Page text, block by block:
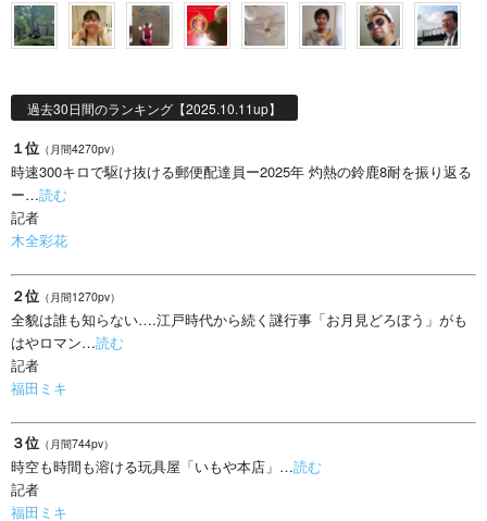
過去30日間のランキング【2025.10.11up】
１位 （月間4270pv）
時速300キロで駆け抜ける郵便配達員ー2025年 灼熱の鈴鹿8耐を振り返る
ー…読む
記者
木全彩花
２位 （月間1270pv）
全貌は誰も知らない….江戸時代から続く謎行事「お月見どろぼう」がも
はやロマン…読む
記者
福田ミキ
３位 （月間744pv）
時空も時間も溶ける玩具屋「いもや本店」…読む
記者
福田ミキ